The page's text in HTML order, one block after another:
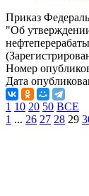
Приказ
"Об
Номер
Дата
1 10 20 50 ВСЕ
1 ... 26 27 28 29